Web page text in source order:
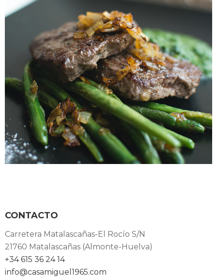
CONTACTO
Carretera Matalascañas-El Rocío S/N
21760 Matalascañas (Almonte-Huelva)
+34 615 36 24 14
info@casamiguel1965.com